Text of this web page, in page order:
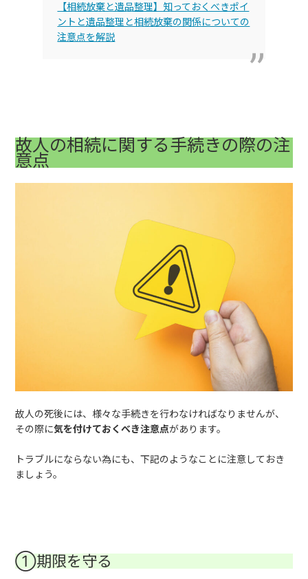
【相続放棄と遺品整理】知っておくべきポイ
ントと遺品整理と相続放棄の関係についての
注意点を解説
故人の相続に関する手続きの際の注
意点
故人の死後には、様々な手続きを行わなければなりませんが、
その際に気を付けておくべき注意点があります。
トラブルにならない為にも、下記のようなことに注意しておき
ましょう。
①期限を守る